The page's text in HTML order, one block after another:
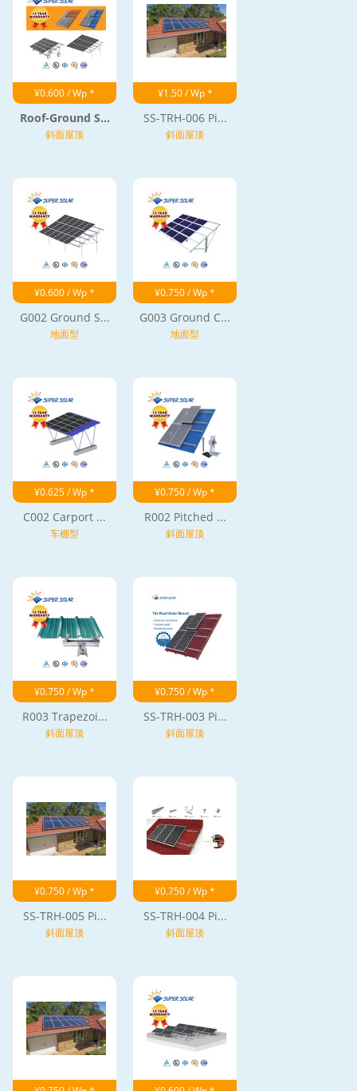
¥0.600 / Wp *
Roof-Ground S...
斜面屋顶
¥1.50 / Wp *
SS-TRH-006 Pi...
斜面屋顶
¥0.600 / Wp *
G002 Ground S...
地面型
¥0.750 / Wp *
G003 Ground C...
地面型
¥0.625 / Wp *
C002 Carport ...
车棚型
¥0.750 / Wp *
R002 Pitched ...
斜面屋顶
¥0.750 / Wp *
R003 Trapezoi...
斜面屋顶
¥0.750 / Wp *
SS-TRH-003 Pi...
斜面屋顶
¥0.750 / Wp *
SS-TRH-005 Pi...
斜面屋顶
¥0.750 / Wp *
SS-TRH-004 Pi...
斜面屋顶